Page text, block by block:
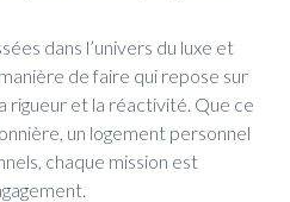
dans l’univers du luxe et
de faire qui repose sur
rigueur et la réactivité. Que ce
un logement personnel
chaque mission est